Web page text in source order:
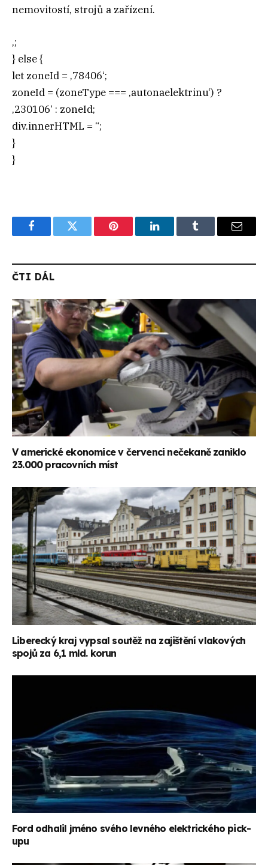
nemovitostí, strojů a zařízení.
‚;
} else {
let zoneId = ‚78406‘;
zoneId = (zoneType === ‚autonaelektrinu‘) ?
‚230106‘ : zoneId;
div.innerHTML = “;
}
}
FacebookTwitter Pinterest LinkedInTumblr Email
ČTI DÁL
V americké ekonomice v červenci nečekaně zaniklo
23.000 pracovních míst
Liberecký kraj vypsal soutěž na zajištění vlakových
spojů za 6,1 mld. korun
Ford odhalil jméno svého levného elektrického pick-
upu